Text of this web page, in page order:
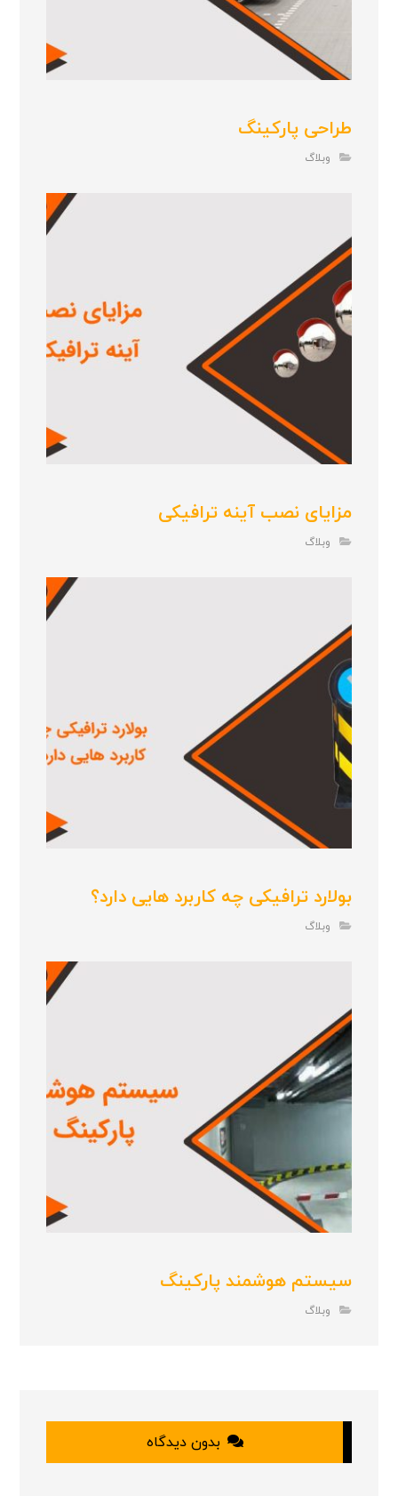
طراحی پارکینگ
وبلاگ
مزایای نصب آینه ترافیکی
وبلاگ
بولارد ترافیکی چه کاربرد هایی دارد؟
وبلاگ
سیستم هوشمند پارکینگ
وبلاگ
بدون دیدگاه